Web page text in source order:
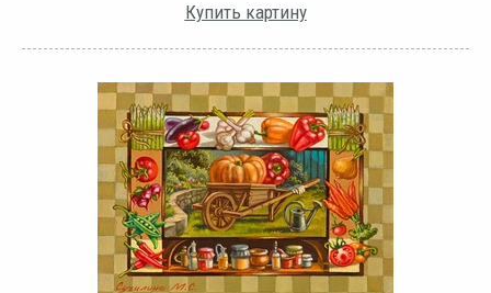
Купить картину